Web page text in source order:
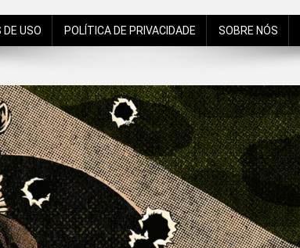
USO POLÍTICA DE PRIVACIDADE SOBRE NÓS